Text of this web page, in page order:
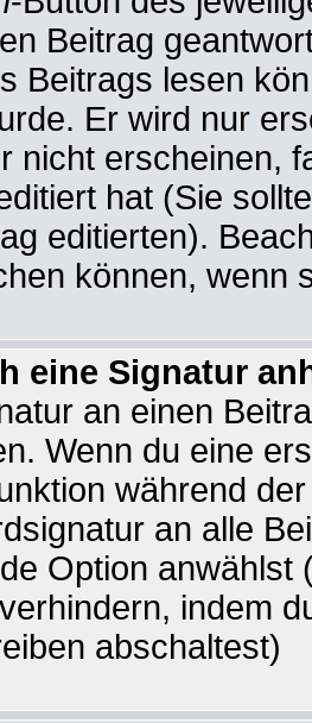
Beitrag
Beitrags lesen
Er wird nur
nicht erscheinen,
hat (Sie
editierten).
können, wenn
eine Signatur
an einen
Wenn du eine
während
an alle
Option anwählst
indem
abschaltest)